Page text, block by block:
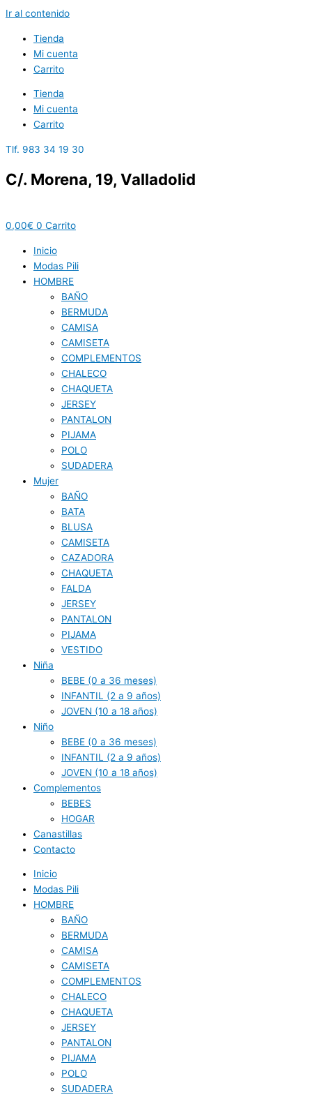
Ir al contenido
Tienda
Mi cuenta
Carrito
Tienda
Mi cuenta
Carrito
Tlf. 983 34 19 30
C/. Morena, 19, Valladolid
0,00€ 0 Carrito
Inicio
Modas Pili
HOMBRE
BAÑO
BERMUDA
CAMISA
CAMISETA
COMPLEMENTOS
CHALECO
CHAQUETA
JERSEY
PANTALON
PIJAMA
POLO
SUDADERA
Mujer
BAÑO
BATA
BLUSA
CAMISETA
CAZADORA
CHAQUETA
FALDA
JERSEY
PANTALON
PIJAMA
VESTIDO
Niña
BEBE (0 a 36 meses)
INFANTIL (2 a 9 años)
JOVEN (10 a 18 años)
Niño
BEBE (0 a 36 meses)
INFANTIL (2 a 9 años)
JOVEN (10 a 18 años)
Complementos
BEBES
HOGAR
Canastillas
Contacto
Inicio
Modas Pili
HOMBRE
BAÑO
BERMUDA
CAMISA
CAMISETA
COMPLEMENTOS
CHALECO
CHAQUETA
JERSEY
PANTALON
PIJAMA
POLO
SUDADERA